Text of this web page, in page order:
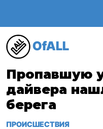
OfALL
Пропавшую
дайвера
берега
ПРОИСШЕСТВИЯ